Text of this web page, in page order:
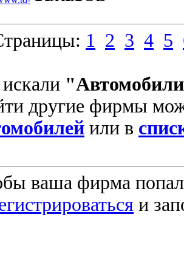
1 2 3 4 5
другие фирмы
или в
ваша фирма
и